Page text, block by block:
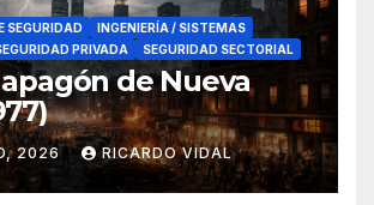
SEGURIDAD
INGENIERÍA / SISTEMAS
PRIVADA
SEGURIDAD SECTORIAL
de Nueva
2026 RICARDO VIDAL